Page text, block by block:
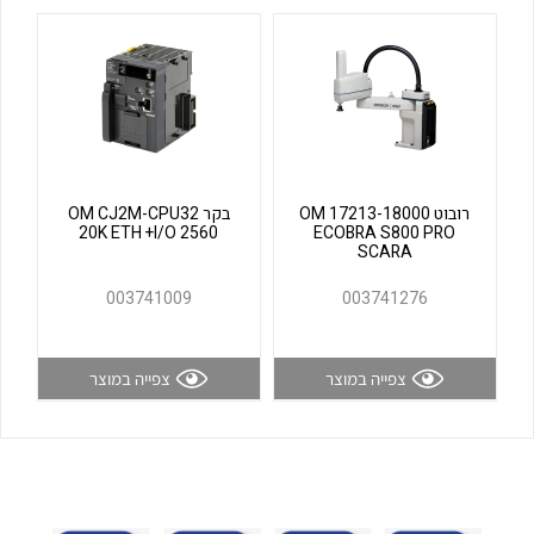
לכל מוצרי היצרן לכל מוצרי היצרן
רובוט OM 17213-18000
ECOBRA S800 PRO
SCARA
003741276
צפייה במוצר
בקר OM CJ2M-CPU32
20K ETH +I/O 2560
003741009
צפייה במוצר